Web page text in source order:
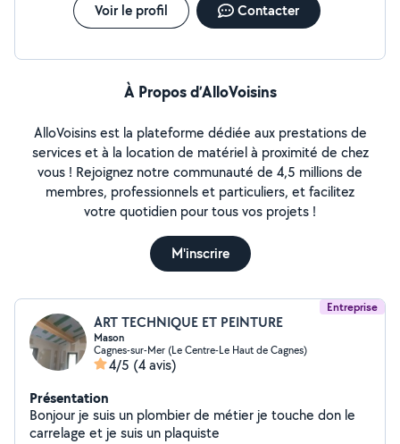
Voir le profil Contacter
À Propos d’AlloVoisins
AlloVoisins est la plateforme dédiée aux prestations de
services et à la location de matériel à proximité de chez
vous ! Rejoignez notre communauté de 4,5 millions de
membres, professionnels et particuliers, et facilitez
votre quotidien pour tous vos projets !
M'inscrire
Entreprise
ART TECHNIQUE ET PEINTURE
Mason
Cagnes-sur-Mer (Le Centre-Le Haut de Cagnes)
4/5 (4 avis)
Présentation
Bonjour je suis un plombier de métier je touche don le
carrelage et je suis un plaquiste